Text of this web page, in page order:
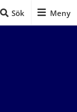
Sök Meny